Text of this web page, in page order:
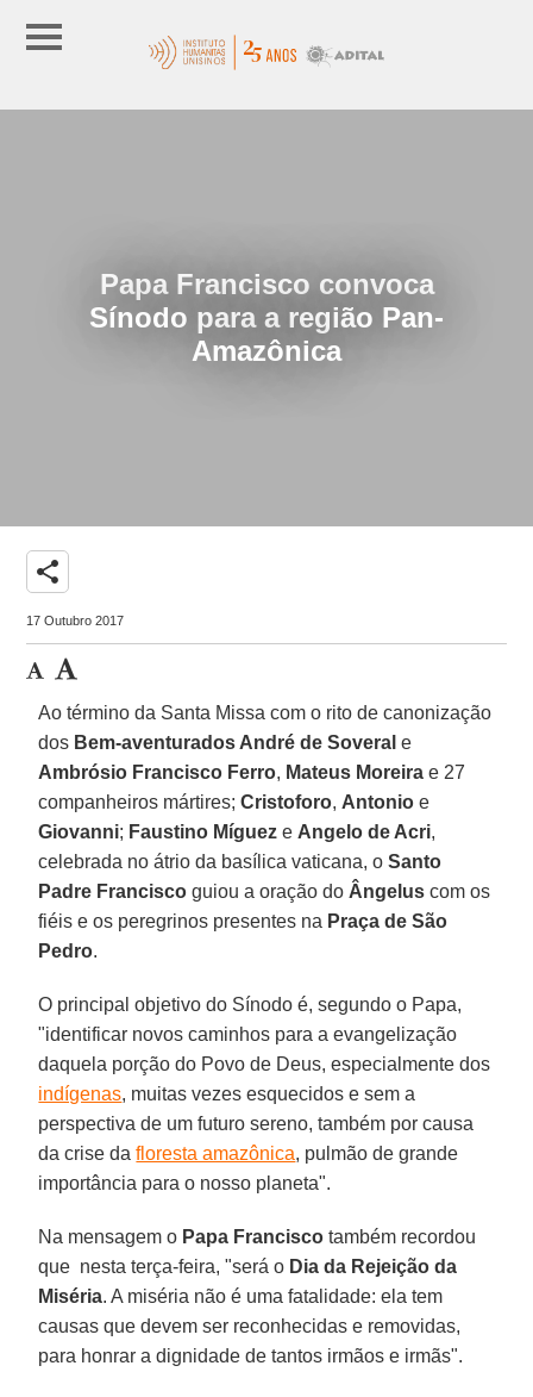
Papa Francisco convoca
Sínodo para a região Pan-
Amazônica
share
17 Outubro 2017
Ao término da Santa Missa com o rito de canonização
dos Bem-aventurados André de Soveral e
Ambrósio Francisco Ferro, Mateus Moreira e 27
companheiros mártires;Cristoforo, Antonio e
Giovanni; Faustino Míguez e Angelo de Acri,
celebrada no átrio da basílica vaticana, oSanto
Padre Francisco guiou a oração do Ângelus com os
fiéis e os peregrinos presentes na Praça de São
Pedro.
O principal objetivo do Sínodo é, segundo o Papa,
"identificar novos caminhos para a evangelização
daquela porção do Povo de Deus, especialmente dos
indígenas, muitas vezes esquecidos e sem a
perspectiva de um futuro sereno, também por causa
da crise dafloresta amazônica, pulmão de grande
importância para o nosso planeta".
Na mensagem o Papa Francisco também recordou
que nesta terça-feira, "será o Dia da Rejeição da
Miséria. A miséria não é uma fatalidade: ela tem
causas que devem ser reconhecidas e removidas,
para honrar a dignidade de tantos irmãos e irmãs".